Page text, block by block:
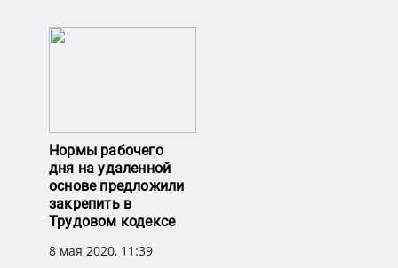
Нормы рабочего
дня на удаленной
основе предложили
закрепить в
Трудовом кодексе
8 мая 2020, 11:39